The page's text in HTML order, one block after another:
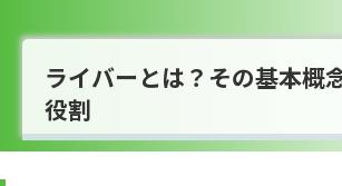
ライバーとは？その基本概
役割